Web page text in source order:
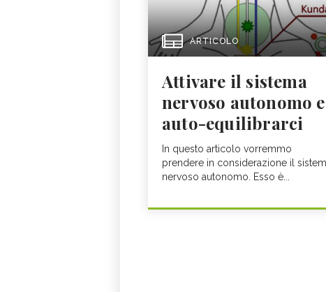
ARTICOLO
Attivare il sistema
nervoso autonomo e
auto-equilibrarci
In questo articolo vorremmo
prendere in considerazione il
nervoso autonomo. Esso è...